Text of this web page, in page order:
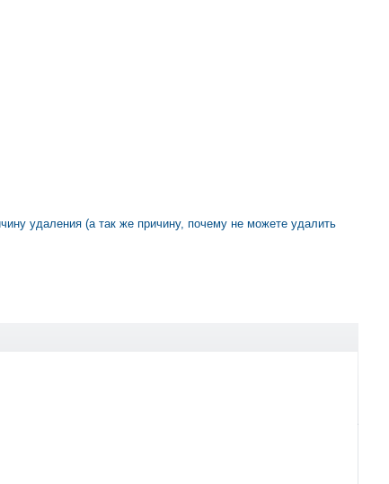
удаления (а так же причину, почему не можете удалить